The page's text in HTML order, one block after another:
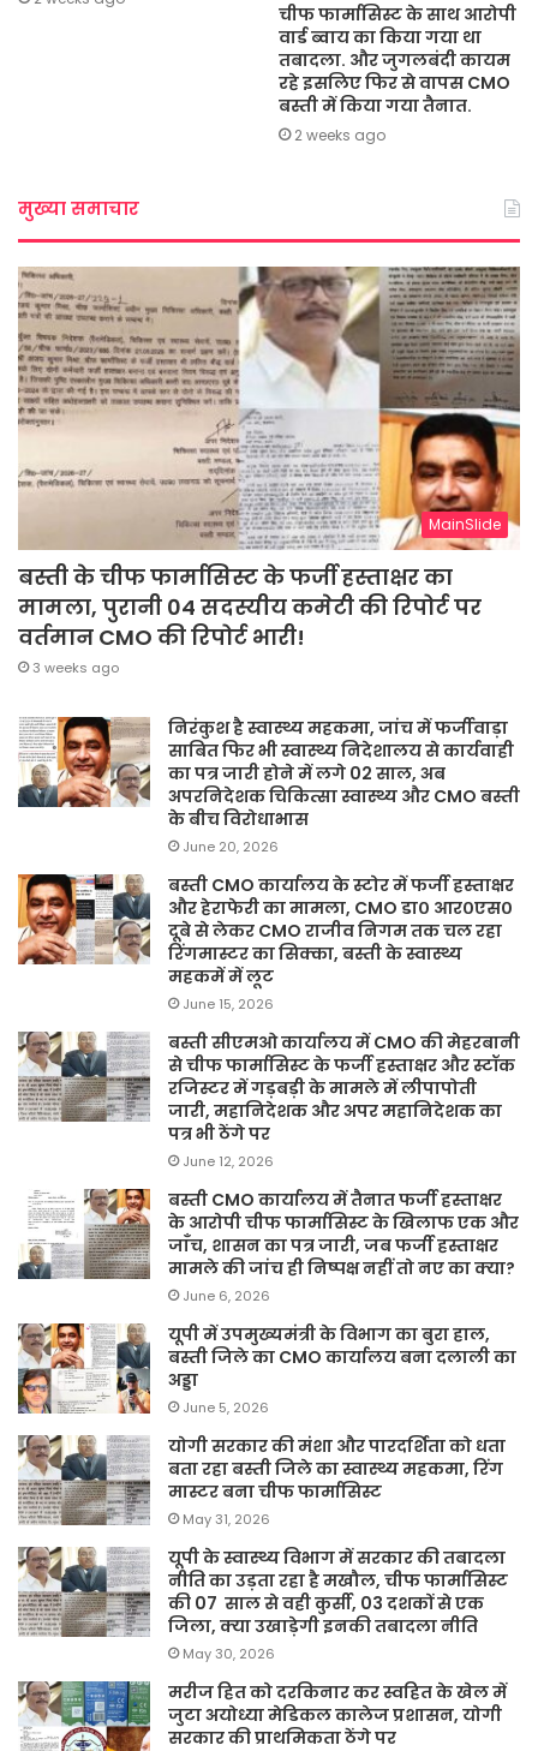
चीफ फार्मासिस्ट के साथ आरोपी
वार्ड ब्वाय का किया गया था
तबादला. और जुगलबंदी कायम
रहे इसलिए फिर से वापस CMO
बस्ती में किया गया तैनात.
2 weeks ago
मुख्या समाचार
MainSlide
बस्ती के चीफ फार्मासिस्ट के फर्जी हस्ताक्षर का
मामला, पुरानी 04 सदस्यीय कमेटी की रिपोर्ट पर
वर्तमान CMO की रिपोर्ट भारी!
3 weeks ago
निरंकुश है स्वास्थ्य महकमा, जांच में फर्जीवाड़ा
साबित फिर भी स्वास्थ्य निदेशालय से कार्यवाही
का पत्र जारी होने में लगे 02 साल, अब
अपरनिदेशक चिकित्सा स्वास्थ्य और CMO बस्ती
के बीच विरोधाभास
June 20, 2026
बस्ती CMO कार्यालय के स्टोर में फर्जी हस्ताक्षर
और हेराफेरी का मामला, CMO डा० आर०एस०
दूबे से लेकर CMO राजीव निगम तक चल रहा
रिंगमास्टर का सिक्का, बस्ती के स्वास्थ्य
महकमें में लूट
June 15, 2026
बस्ती सीएमओ कार्यालय में CMO की मेहरबानी
से चीफ फार्मासिस्ट के फर्जी हस्ताक्षर और स्टॉक
रजिस्टर में गड़बड़ी के मामले में लीपापोती
जारी, महानिदेशक और अपर महानिदेशक का
पत्र भी ठेंगे पर
June 12, 2026
बस्ती CMO कार्यालय में तैनात फर्जी हस्ताक्षर
के आरोपी चीफ फार्मासिस्ट के खिलाफ एक और
जाँच, शासन का पत्र जारी, जब फर्जी हस्ताक्षर
मामले की जांच ही निष्पक्ष नहीं तो नए का क्या?
June 6, 2026
यूपी में उपमुख्यमंत्री के विभाग का बुरा हाल,
बस्ती जिले का CMO कार्यालय बना दलाली का
अड्डा
June 5, 2026
योगी सरकार की मंशा और पारदर्शिता को धता
बता रहा बस्ती जिले का स्वास्थ्य महकमा, रिंग
मास्टर बना चीफ फार्मासिस्ट
May 31, 2026
यूपी के स्वास्थ्य विभाग में सरकार की तबादला
नीति का उड़ता रहा है मखौल, चीफ फार्मासिस्ट
की 07 साल से वही कुर्सी, 03 दशकों से एक
जिला, क्या उखाड़ेगी इनकी तबादला नीति
May 30, 2026
मरीज हित को दरकिनार कर स्वहित के खेल में
जुटा अयोध्या मेडिकल कालेज प्रशासन, योगी
सरकार की प्राथमिकता ठेंगे पर